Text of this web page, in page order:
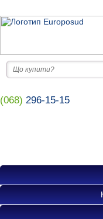
(068) 296-15-15